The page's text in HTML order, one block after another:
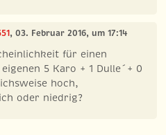
, 03. Februar 2016, um 17:14
für einen
5 Karo + 1 Dulle´+ 0
hoch,
oder niedrig?